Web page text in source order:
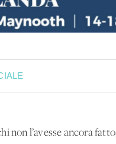
non l’avesse ancora